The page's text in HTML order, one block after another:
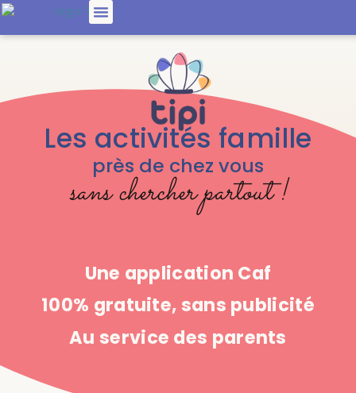
Les activités famille
près de chez vous
sans chercher partout !
Une application Caf
100% gratuite, sans publicité
Au service des parents